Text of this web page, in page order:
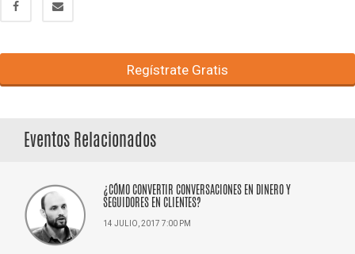
Regístrate Gratis
Eventos Relacionados
¿CÓMO CONVERTIR CONVERSACIONES EN DINERO Y
SEGUIDORES EN CLIENTES?
14 JULIO, 2017 7:00 PM